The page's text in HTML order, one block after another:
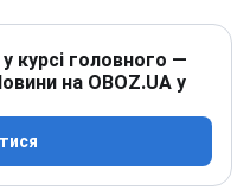
курсі головного —
на OBOZ.UA у